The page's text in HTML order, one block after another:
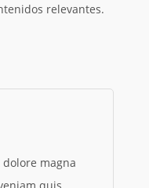
relevantes.
magna
quis